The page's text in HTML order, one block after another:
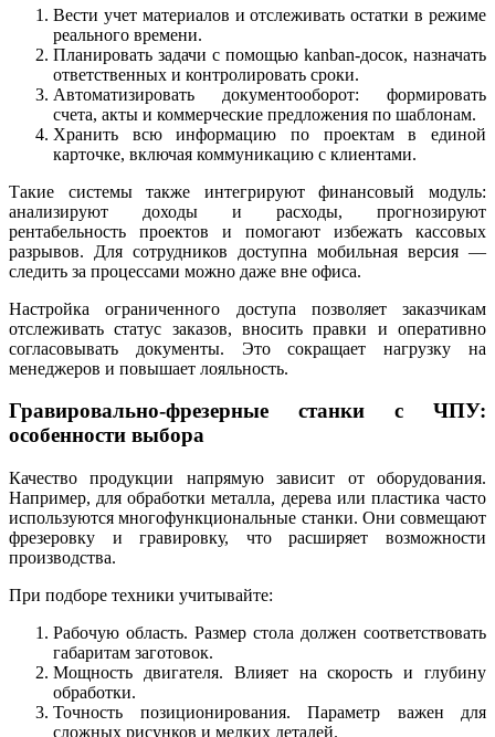
Вести учет материалов и отслеживать остатки в режиме
реального времени.
Планировать задачи с помощью kanban-досок, назначать
ответственных и контролировать сроки.
Автоматизировать документооборот: формировать
счета, акты и коммерческие предложения по шаблонам.
Хранить всю информацию по проектам в единой
карточке, включая коммуникацию с клиентами.
Такие системы также интегрируют финансовый модуль:
анализируют доходы и расходы, прогнозируют
рентабельность проектов и помогают избежать кассовых
разрывов. Для сотрудников доступна мобильная версия —
следить за процессами можно даже вне офиса.
Настройка ограниченного доступа позволяет заказчикам
отслеживать статус заказов, вносить правки и оперативно
согласовывать документы. Это сокращает нагрузку на
менеджеров и повышает лояльность.
Гравировально-фрезерные станки с ЧПУ:
особенности выбора
Качество продукции напрямую зависит от оборудования.
Например, для обработки металла, дерева или пластика часто
используются многофункциональные станки. Они совмещают
фрезеровку и гравировку, что расширяет возможности
производства.
При подборе техники учитывайте:
Рабочую область. Размер стола должен соответствовать
габаритам заготовок.
Мощность двигателя. Влияет на скорость и глубину
обработки.
Точность позиционирования. Параметр важен для
сложных рисунков и мелких деталей.